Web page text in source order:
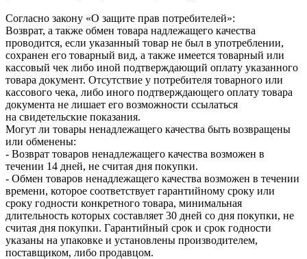
Согласно закону «О защите прав потребителей»:
Возврат, а также обмен товара надлежащего качества
проводится, если указанный товар не был в употреблении,
сохранен его товарный вид, а также имеется товарный или
кассовый чек либо иной подтверждающий оплату указанного
товара документ. Отсутствие у потребителя товарного или
кассового чека, либо иного подтверждающего оплату товара
документа не лишает его возможности ссылаться
на свидетельские показания.
Могут ли товары ненадлежащего качества быть возвращены
или обменены:
- Возврат товаров ненадлежащего качества возможен в
течении 14 дней, не считая дня покупки.
- Обмен товаров ненадлежащего качества возможен в течении
времени, которое соответствует гарантийному сроку или
сроку годности конкретного товара, минимальная
длительность которых составляет 30 дней со дня покупки, не
считая дня покупки. Гарантийный срок и срок годности
указаны на упаковке и установлены производителем,
поставщиком, либо продавцом.